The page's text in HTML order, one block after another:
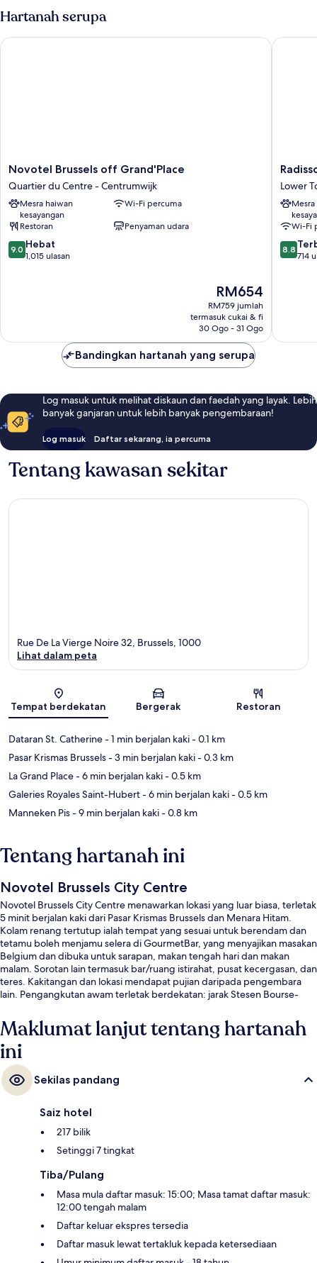
Accessible
Hartanah serupa
Novotel
Brussels
off
Grand'Place
Quartier
du
Centre
-
Novotel Brussels off Grand'Place
Quartier du Centre - Centrumwijk
Mesra haiwan
kesayangan
Wi-Fi percuma
Restoran
Penyaman udara
9.0
daripada
9.0 Hebat
1,015 ulasan
Harga
ialah
RM654
RM654
RM759 jumlah
termasuk cukai & fi
30 Ogo - 31 Ogo
Novotel Brussels off Grand'Place
Grand
Place
Brussels
Lower
Town
Lower
Wi-Fi
8.8
8.8
714
Bandingkan hartanah yang serupa
Log masuk untuk melihat diskaun dan faedah yang layak. Lebih
banyak ganjaran untuk lebih banyak pengembaraan!
Log masuk Daftar sekarang, ia percuma
Tentang kawasan sekitar
Peta
Rue De La Vierge Noire 32, Brussels, 1000
Lihat dalam peta
Tempat berdekatan Bergerak Restoran
Dataran St. Catherine- 1 min berjalan kaki- 0.1 km
Pasar Krismas Brussels- 3 min berjalan kaki- 0.3 km
La Grand Place- 6 min berjalan kaki- 0.5 km
Galeries Royales Saint-Hubert- 6 min berjalan kaki- 0.5 km
Manneken Pis- 9 min berjalan kaki- 0.8 km
Tentang hartanah ini
Novotel Brussels City Centre
Novotel Brussels City Centre menawarkan lokasi yang luar biasa, terletak
5 minit berjalan kaki dari Pasar Krismas Brussels dan Menara Hitam.
Kolam renang tertutup ialah tempat yang sesuai untuk berendam dan
tetamu boleh menjamu selera di GourmetBar, yang menyajikan masakan
Belgium dan dibuka untuk sarapan, makan tengah hari dan makan
malam. Sorotan lain termasuk bar/ruang istirahat, pusat kecergasan, dan
teres. Kakitangan dan lokasi mendapat pujian daripada pengembara
lain. Pengangkutan awam terletak berdekatan: jarak Stesen Bourse-
minit.
Maklumat lanjut tentang hartanah
ini
Sekilas pandang
Saiz hotel
217 bilik
Setinggi 7 tingkat
Tiba/Pulang
Masa mula daftar masuk: 15:00; Masa tamat daftar masuk:
12:00 tengah malam
Daftar keluar ekspres tersedia
Daftar masuk lewat tertakluk kepada ketersediaan